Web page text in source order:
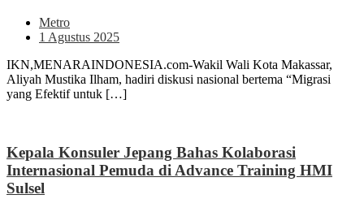
Metro
1 Agustus 2025
IKN,MENARAINDONESIA.com-Wakil Wali Kota Makassar,
Aliyah Mustika Ilham, hadiri diskusi nasional bertema “Migrasi
yang Efektif untuk […]
Kepala Konsuler Jepang Bahas Kolaborasi
Internasional Pemuda di Advance Training HMI
Sulsel